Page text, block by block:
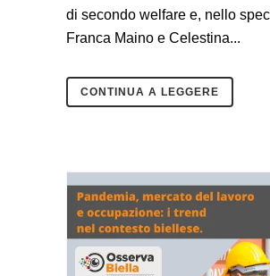
di secondo welfare e, nello
Franca Maino e Celestina...
CONTINUA A LEGGERE